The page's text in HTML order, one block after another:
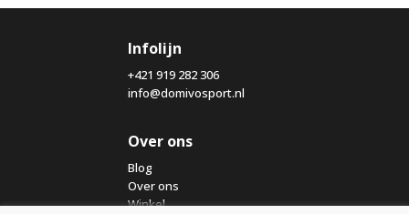
Infolijn
+421 919 282 306
info@domivosport.nl
Over ons
Blog
Over ons
Winkel